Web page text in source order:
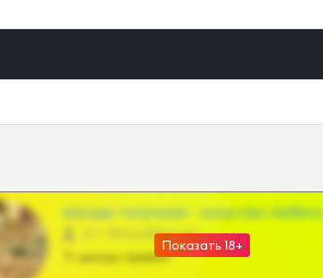
Показать 18+
Шкоды телеграм - искуство любить
@SZu3ll3sCatt_bot
Тг шкоды приват